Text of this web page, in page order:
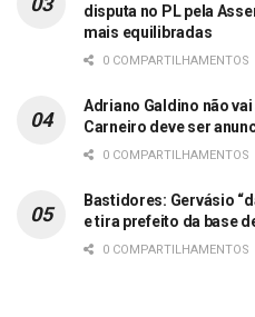
disputa no PL pela
mais equilibradas
0 COMPARTILHAMENTOS
Adriano Galdino não
Carneiro deve ser
0 COMPARTILHAMENTOS
Bastidores: Gervásio
e tira prefeito da base
0 COMPARTILHAMENTOS